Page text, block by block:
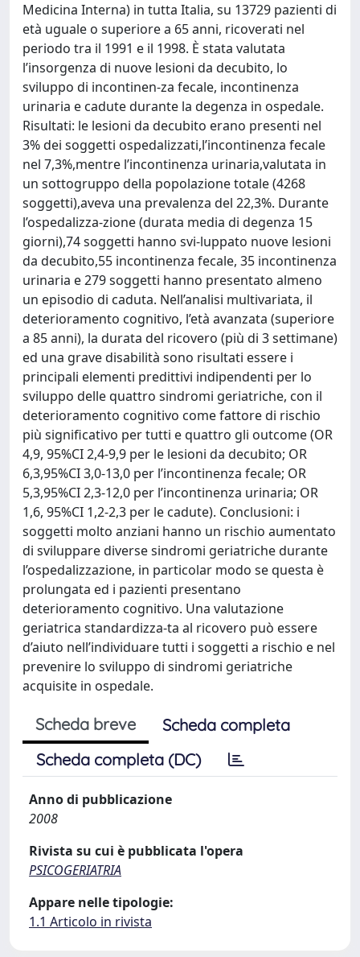
Medicina Interna) in tutta Italia, su 13729 pazienti di
età uguale o superiore a 65 anni, ricoverati nel
periodo tra il 1991 e il 1998. È stata valutata
l’insorgenza di nuove lesioni da decubito, lo
sviluppo di incontinen-za fecale, incontinenza
urinaria e cadute durante la degenza in ospedale.
Risultati: le lesioni da decubito erano presenti nel
3% dei soggetti ospedalizzati,l’incontinenza fecale
nel 7,3%,mentre l’incontinenza urinaria,valutata in
un sottogruppo della popolazione totale (4268
soggetti),aveva una prevalenza del 22,3%. Durante
l’ospedalizza-zione (durata media di degenza 15
giorni),74 soggetti hanno svi-luppato nuove lesioni
da decubito,55 incontinenza fecale, 35 incontinenza
urinaria e 279 soggetti hanno presentato almeno
un episodio di caduta. Nell’analisi multivariata, il
deterioramento cognitivo, l’età avanzata (superiore
a 85 anni), la durata del ricovero (più di 3 settimane)
ed una grave disabilità sono risultati essere i
principali elementi predittivi indipendenti per lo
sviluppo delle quattro sindromi geriatriche, con il
deterioramento cognitivo come fattore di rischio
più significativo per tutti e quattro gli outcome (OR
4,9, 95%CI 2,4-9,9 per le lesioni da decubito; OR
6,3,95%CI 3,0-13,0 per l’incontinenza fecale; OR
5,3,95%CI 2,3-12,0 per l’incontinenza urinaria; OR
1,6, 95%CI 1,2-2,3 per le cadute). Conclusioni: i
soggetti molto anziani hanno un rischio aumentato
di sviluppare diverse sindromi geriatriche durante
l’ospedalizzazione, in particolar modo se questa è
prolungata ed i pazienti presentano
deterioramento cognitivo. Una valutazione
geriatrica standardizza-ta al ricovero può essere
d’aiuto nell’individuare tutti i soggetti a rischio e nel
prevenire lo sviluppo di sindromi geriatriche
acquisite in ospedale.
Scheda breve
Scheda completa
Scheda completa (DC)
Anno di pubblicazione
2008
Rivista su cui è pubblicata l'opera
PSICOGERIATRIA
Appare nelle tipologie:
1.1 Articolo in rivista